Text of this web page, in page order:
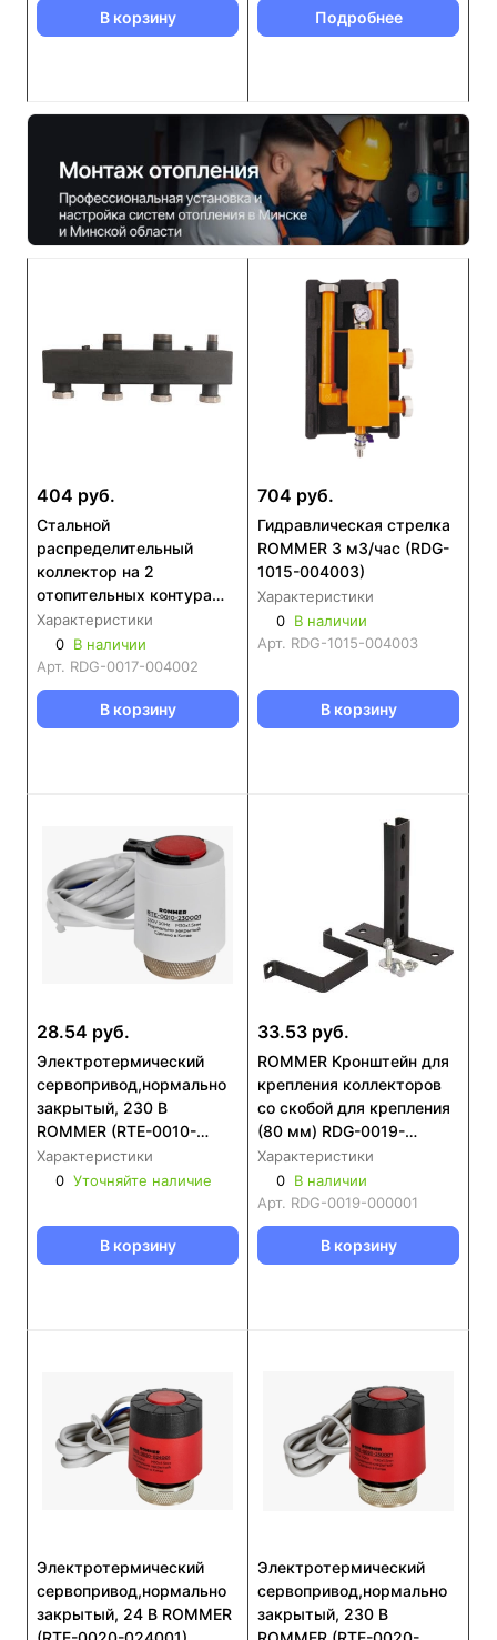
В корзину Подробнее
404 руб.
Стальной
распределительный
коллектор на 2
отопительных контура
ROMMER RDG-0017
Характеристики
0 В наличии
Арт. RDG-0017-004002
В корзину
704 руб.
Гидравлическая стрелка
ROMMER 3 м3/час (RDG-
1015-004003)
Характеристики
0 В наличии
Арт. RDG-1015-004003
В корзину
28.54 руб.
Электротермический
сервопривод,нормально
закрытый, 230 В
ROMMER (RTE-0010-
230001)
Характеристики
0 Уточняйте наличие
В корзину
33.53 руб.
ROMMER Кронштейн для
крепления коллекторов
со скобой для крепления
(80 мм) RDG-0019-
000001
Характеристики
0 В наличии
Арт. RDG-0019-000001
В корзину
Электротермический
сервопривод,нормально
закрытый, 24 В ROMMER
Электротермический
сервопривод,нормально
закрытый, 230 В